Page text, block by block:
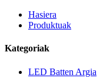
Hasiera
Produktuak
Kategoriak
LED Batten Argia